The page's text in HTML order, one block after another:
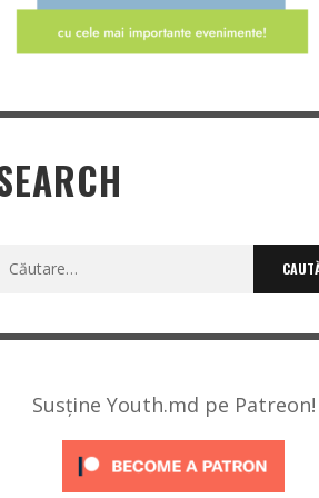
Caută
Susține Youth.md pe Patreon!